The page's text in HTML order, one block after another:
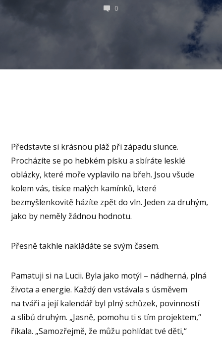
0
Představte si krásnou pláž při západu slunce.
Procházíte se po hebkém písku a sbíráte lesklé
oblázky, které moře vyplavilo na břeh. Jsou všude
kolem vás, tisíce malých kamínků, které
bezmyšlenkovitě házíte zpět do vln. Jeden za druhým,
jako by neměly žádnou hodnotu.
Přesně takhle nakládáte se svým časem.
Pamatuji si na Lucii. Byla jako motýl – nádherná, plná
života a energie. Každý den vstávala s úsměvem
na tváři a její kalendář byl plný schůzek, povinností
a slibů druhým. „Jasně, pomohu ti s tím projektem,“
říkala. „Samozřejmě, že můžu pohlídat tvé děti,“